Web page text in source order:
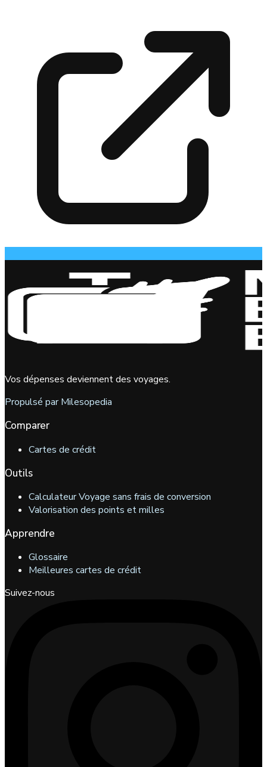
Vos dépenses deviennent des voyages.
Propulsé par Milesopedia
Comparer
Cartes de crédit
Outils
Calculateur Voyage sans frais de conversion
Valorisation des points et milles
Apprendre
Glossaire
Meilleures cartes de crédit
Suivez-nous